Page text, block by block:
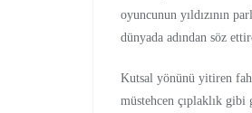
oyuncunun yıldızının
dünyada adından söz
Kutsal yönünü yitiren
müstehcen çıplaklık gibi